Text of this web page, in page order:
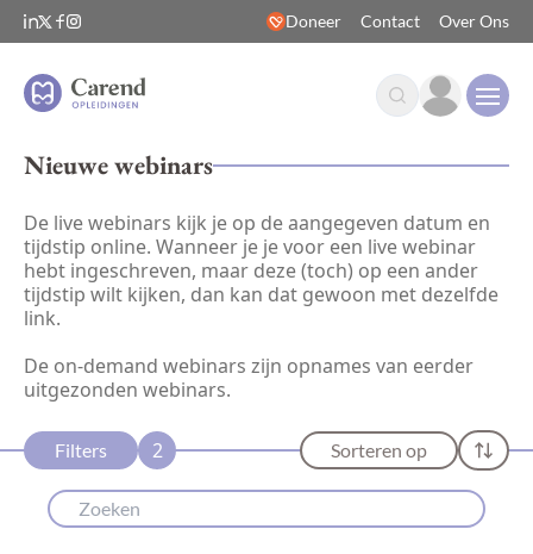
Doneer Contact Over Ons
Nieuwe webinars
De live webinars kijk je op de aangegeven datum en
tijdstip online. Wanneer je je voor een live webinar
hebt ingeschreven, maar deze (toch) op een ander
tijdstip wilt kijken, dan kan dat gewoon met dezelfde
link.
De on-demand webinars zijn opnames van eerder
uitgezonden webinars.
Filters 2 Sorteren op